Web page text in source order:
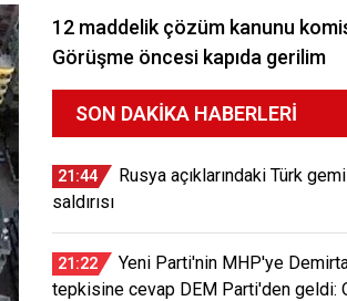
12 maddelik çözüm kanunu
Görüşme öncesi kapıda gerilim
SON DAKIKA HABERLERI
21:44
Rusya açıklarındaki Türk
saldırısı
21:22
Yeni Parti'nin MHP'ye
tepkisine cevap DEM Parti'den geldi: